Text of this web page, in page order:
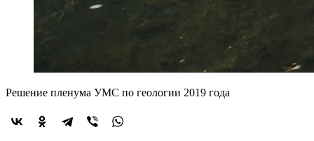
Решение пленума УМС по геологии 2019 года